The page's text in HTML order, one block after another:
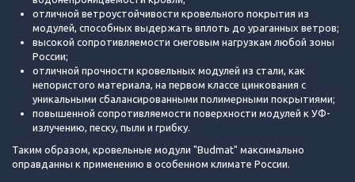
отличной ветроустойчивости кровельного покрытия из
модулей, способных выдержать вплоть до ураганных ветров;
высокой сопротивляемости снеговым нагрузкам любой зоны
России;
отличной прочности кровельных модулей из стали, как
непористого материала, на первом классе цинкования с
уникальными сбалансированными полимерными покрытиями;
повышенной сопротивляемости поверхности модулей к УФ-
излучению, песку, пыли и грибку.
Таким образом, кровельные модули "Budmat" максимально
оправданны к применению в особенном климате России.